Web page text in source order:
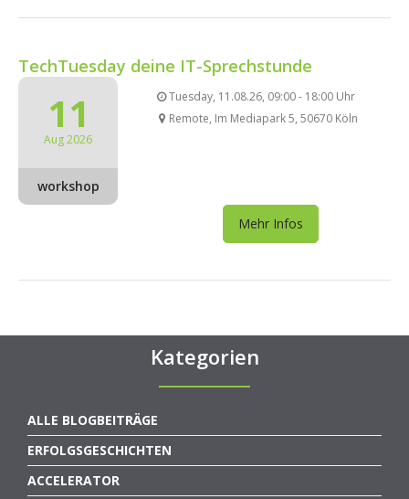
TechTuesday deine IT-Sprechstunde
11
Aug 2026
workshop
Tuesday, 11.08.26, 09:00 - 18:00 Uhr
Remote, Im Mediapark 5, 50670 Köln
Mehr Infos
Kategorien
ALLE BLOGBEITRÄGE
ERFOLGSGESCHICHTEN
ACCELERATOR